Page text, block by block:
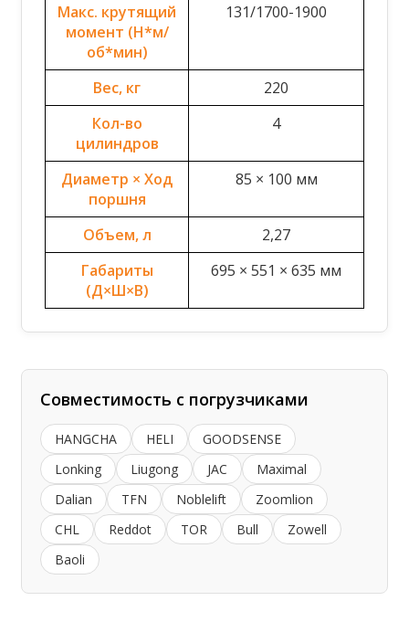
Макс. крутящий
момент (Н*м/
об*мин)
131/1700-1900
Вес, кг
220
Кол-во
цилиндров
4
Диаметр × Ход
поршня
85 × 100 мм
Объем, л
2,27
Габариты
(Д×Ш×В)
695 × 551 × 635 мм
Совместимость с погрузчиками
HANGCHA HELI
GOODSENSE
Lonking
Liugong JAC
Maximal
Dalian
TFN Noblelift
Zoomlion
CHL
Reddot TOR Bull
Zowell
Baoli